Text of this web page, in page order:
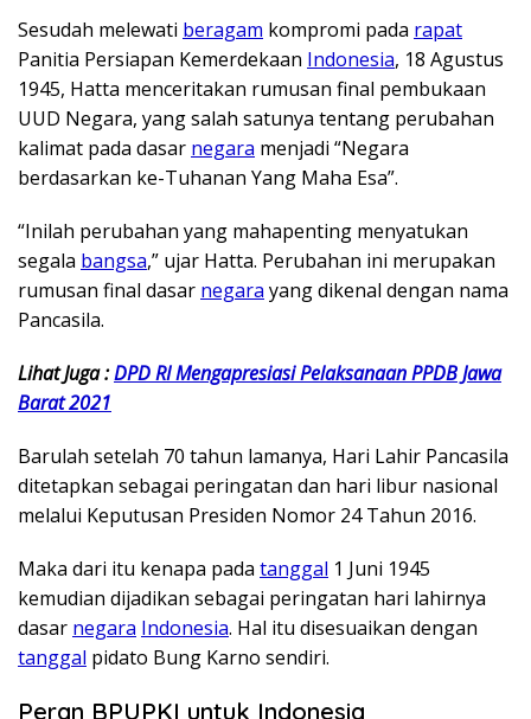
Sesudah melewati beragam kompromi pada rapat
Panitia Persiapan Kemerdekaan Indonesia, 18 Agustus
1945, Hatta menceritakan rumusan final pembukaan
UUD Negara, yang salah satunya tentang perubahan
kalimat pada dasar negara menjadi “Negara
berdasarkan ke-Tuhanan Yang Maha Esa”.
“Inilah perubahan yang mahapenting menyatukan
segala bangsa,” ujar Hatta. Perubahan ini merupakan
rumusan final dasar negara yang dikenal dengan nama
Pancasila.
Lihat Juga :DPD RI Mengapresiasi Pelaksanaan PPDB Jawa
Barat 2021
Barulah setelah 70 tahun lamanya, Hari Lahir Pancasila
ditetapkan sebagai peringatan dan hari libur nasional
melalui Keputusan Presiden Nomor 24 Tahun 2016.
Maka dari itu kenapa pada tanggal 1 Juni 1945
kemudian dijadikan sebagai peringatan hari lahirnya
dasar negara Indonesia. Hal itu disesuaikan dengan
tanggal pidato Bung Karno sendiri.
Peran BPUPKI untuk Indonesia